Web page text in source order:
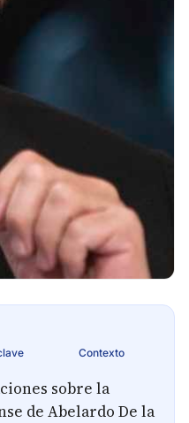
Contexto
sobre la
de Abelardo De la